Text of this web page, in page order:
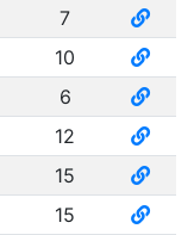
7
10
6
12
15
15